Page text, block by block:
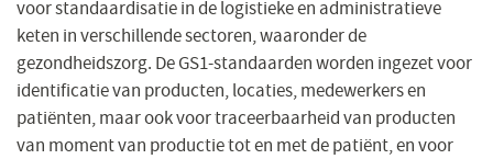
voor standaardisatie in de logistieke en administratieve
keten in verschillende sectoren, waaronder de
gezondheidszorg. De GS1-standaarden worden ingezet voor
identificatie van producten, locaties, medewerkers en
patiënten, maar ook voor traceerbaarheid van producten
van moment van productie tot en met de patiënt, en voor